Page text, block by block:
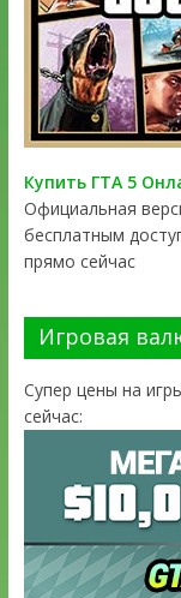
Купить ГТА 5
Официальная
бесплатным
прямо сейчас
Игровая
Супер цены на
сейчас: